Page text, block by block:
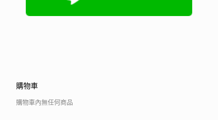
購物車
購物車內無任何商品